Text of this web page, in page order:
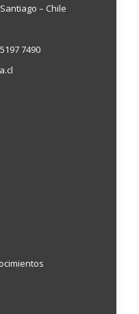
– Chile
7490